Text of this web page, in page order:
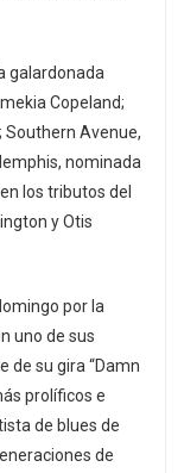
galardonada
Copeland;
Southern Avenue,
nominada
los tributos del
y Otis
por la
uno de sus
de su gira “Damn
prolíficos e
de blues de
de